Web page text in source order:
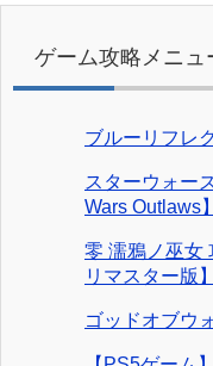
ゲーム攻略メニュ
ブルーリフレ
スターウォー
Wars Outlaws】
零 濡鴉ノ巫女
リマスター版】
ゴッドオブウ